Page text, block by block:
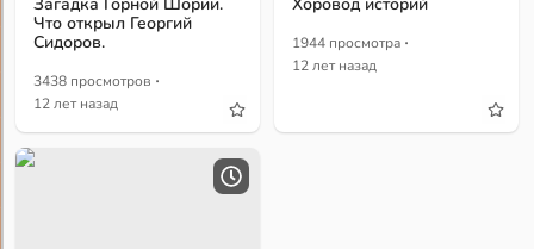
Что открыл Георгий
Сидоров.
3438 просмотров ·
12 лет назад
1944 просмотра ·
12 лет назад